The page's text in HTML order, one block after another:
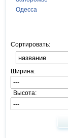
Одесса
Сортировать:
Ширина:
Высота: